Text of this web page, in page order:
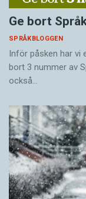
Ge bort
SPRÅKBLOGGEN
Inför påsken har vi
bort 3 nummer av
också…